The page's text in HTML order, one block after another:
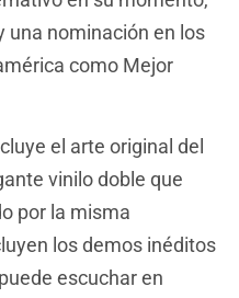
una nominación en los
como Mejor
el arte original del
vinilo doble que
por la misma
los demos inéditos
escuchar en